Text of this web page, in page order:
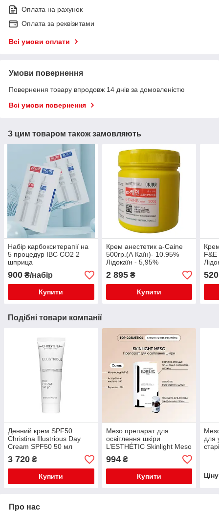
Оплата на рахунок
Оплата за реквізитами
Всі умови оплати
Умови повернення
Повернення товару впродовж 14 днів за домовленістю
Всі умови повернення
З цим товаром також замовляють
Набір карбокситерапії на
5 процедур IBC CO2 2
шприца
900 ₴/набір
Купити
Крем анестетик a-Caine
500гр.(А Каїн)- 10.95%
Лідокаїн - 5,95%
Прилокаїн - 5% (Відео)
2 895₴
Купити
F&E
520
Подібні товари компанії
Денний крем SPF50
Christina Illustrious Day
Cream SPF50 50 мл
3 720 ₴
Купити
Мезо препарат для
освітлення шкіри
L’ESTHÉTIC Skinlight Meso
994₴
Купити
для
Про нас